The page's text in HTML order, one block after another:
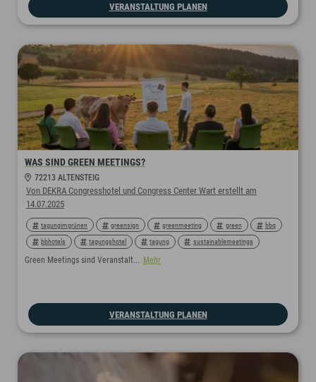
VERANSTALTUNG PLANEN
WAS SIND GREEN MEETINGS?
72213 ALTENSTEIG
Von DEKRA Congresshotel und Congress Center Wart erstellt am
14.07.2025
tagungimgrünen greensign greenmeeting green bbq
bbhotels tagungshotel tagung sustainablemeetings
sustainable sustainability nachhaltigemeetings
Green Meetings sind Veranstalt... Mehr
VERANSTALTUNG PLANEN